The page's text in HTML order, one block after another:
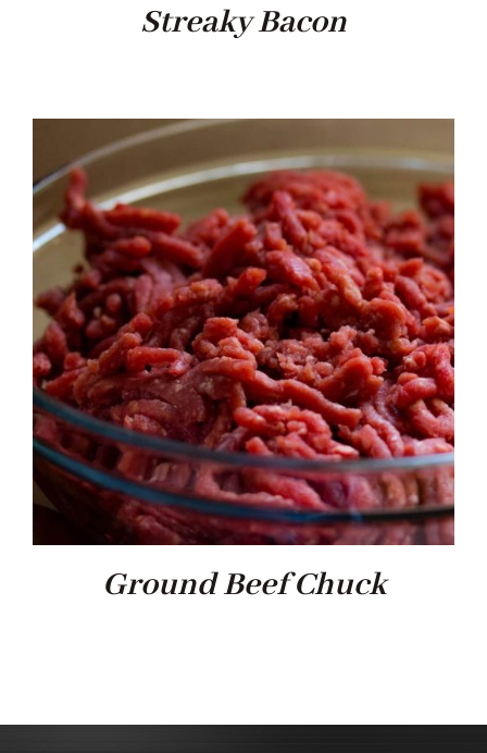
Streaky Bacon
Ground Beef Chuck